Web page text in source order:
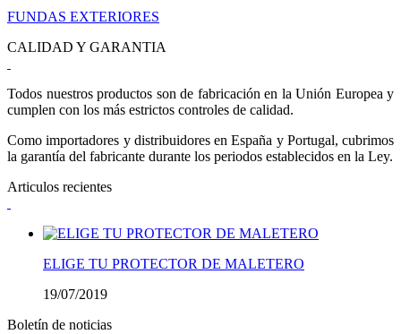
FUNDAS EXTERIORES
CALIDAD Y GARANTIA
Todos nuestros productos son de fabricación en la Unión Europea y
cumplen con los más estrictos controles de calidad.
Como importadores y distribuidores en España y Portugal, cubrimos
la garantía del fabricante durante los periodos establecidos en la Ley.
Articulos recientes
ELIGE TU PROTECTOR DE MALETERO
19/07/2019
Boletín de noticias